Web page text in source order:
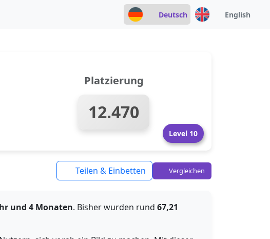
Deutsch English
Platzierung
12.470
Level 10
Teilen & Einbetten Vergleichen
und 4 Monaten. Bisher wurden rund 67,21